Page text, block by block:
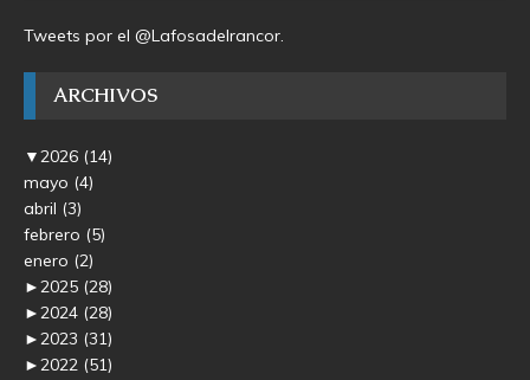
Tweets por el @Lafosadelrancor.
ARCHIVOS
▼2026 (14)
mayo (4)
abril (3)
febrero (5)
enero (2)
►2025 (28)
►2024 (28)
►2023 (31)
►2022 (51)